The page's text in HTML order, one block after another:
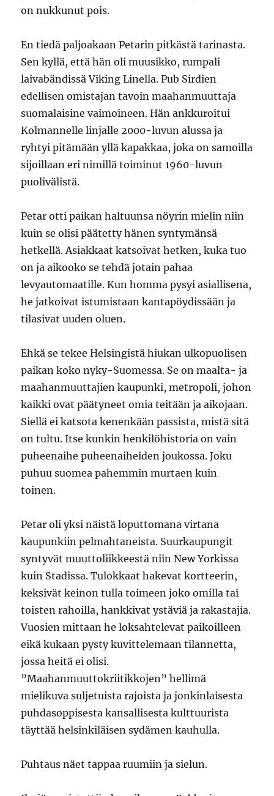
on nukkunut pois.
En tiedä paljoakaan Petarin pitkästä tarinasta.
Sen kyllä, että hän oli muusikko, rumpali
laivabändissä Viking Linella. Pub Sirdien
edellisen omistajan tavoin maahanmuuttaja
suomalaisine vaimoineen. Hän ankkuroitui
Kolmannelle linjalle 2000-luvun alussa ja
ryhtyi pitämään yllä kapakkaa, joka on samoilla
sijoillaan eri nimillä toiminut 1960-luvun
puolivälistä.
Petar otti paikan haltuunsa nöyrin mielin niin
kuin se olisi päätetty hänen syntymänsä
hetkellä. Asiakkaat katsoivat hetken, kuka tuo
on ja aikooko se tehdä jotain pahaa
levyautomaatille. Kun homma pysyi asiallisena,
he jatkoivat istumistaan kantapöydissään ja
tilasivat uuden oluen.
Ehkä se tekee Helsingistä hiukan ulkopuolisen
paikan koko nyky-Suomessa. Se on maalta- ja
maahanmuuttajien kaupunki, metropoli, johon
kaikki ovat päätyneet omia teitään ja aikojaan.
Siellä ei katsota kenenkään passista, mistä sitä
on tultu. Itse kunkin henkilöhistoria on vain
puheenaihe puheenaiheiden joukossa. Joku
puhuu suomea pahemmin murtaen kuin
toinen.
Petar oli yksi näistä loputtomana virtana
kaupunkiin pelmahtaneista. Suurkaupungit
syntyvät muuttoliikkeestä niin New Yorkissa
kuin Stadissa. Tulokkaat hakevat kortteerin,
keksivät keinon tulla toimeen joko omilla tai
toisten rahoilla, hankkivat ystäviä ja rakastajia.
Vuosien mittaan he loksahtelevat paikoilleen
eikä kukaan pysty kuvittelemaan tilannetta,
jossa heitä ei olisi.
”Maahanmuuttokriitikkojen” hellimä
mielikuva suljetuista rajoista ja jonkinlaisesta
puhdasoppisesta kansallisesta kulttuurista
täyttää helsinkiläisen sydämen kauhulla.
Puhtaus näet tappaa ruumiin ja sielun.